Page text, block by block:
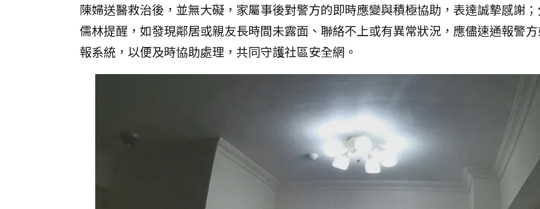
陳婦送醫救治後，並無大礙，家屬事後對警方的即時應變與積極協助，表達誠摯感謝
儒林提醒，如發現鄰居或親友長時間未露面、聯絡不上或有異常狀況，應儘速通報警
報系統，以便及時協助處理，共同守護社區安全網。